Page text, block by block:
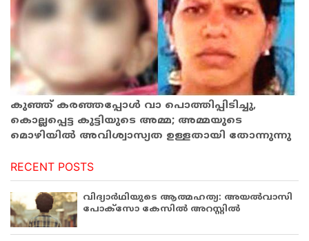
കുഞ്ഞ് കരഞ്ഞപ്പോള്‍ വാ പൊത്തിപ്പിടിച്ചു,
കൊല്ലപ്പെട്ട കുട്ടിയുടെ അമ്മ; അമ്മയുടെ
മൊഴിയില്‍ അവിശ്വാസ്യത ഉള്ളതായി തോന്നുന്നു
RECENT POSTS
വിദ്യാർഥിയുടെ ആത്മഹത്യ: അയൽവാസി
പോക്സോ കേസിൽ അറസ്റ്റിൽ